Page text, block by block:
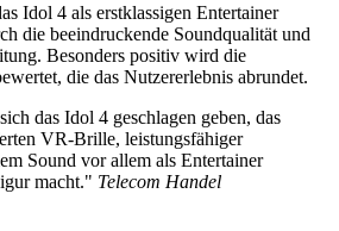
Idol 4 als erstklassigen Entertainer
die beeindruckende Soundqualität und
Besonders positiv wird die
die das Nutzererlebnis abrundet.
das Idol 4 geschlagen geben, das
VR-Brille, leistungsfähiger
Sound vor allem als Entertainer
macht." Telecom Handel